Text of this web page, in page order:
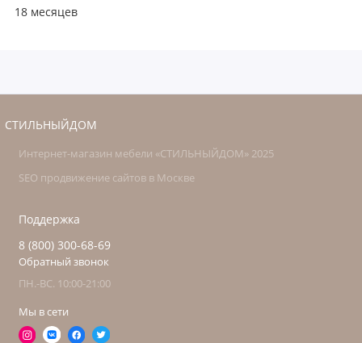
18 месяцев
СТИЛЬНЫЙДОМ
Интернет-магазин мебели «СТИЛЬНЫЙДОМ» 2025
SEO продвижение сайтов в Москве
Поддержка
8 (800) 300-68-69
Обратный звонок
ПН.-ВС. 10:00-21:00
Мы в сети